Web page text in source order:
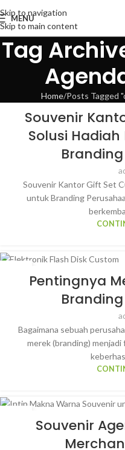
Skip to navigation
Skip to main content
MENU
Tag
Home Posts Tagged
Souvenir
Solusi
Souvenir Kantor Gift Set
untuk Branding
Pentingnya
Bagaimana sebuah
merek (branding)
Souvenir